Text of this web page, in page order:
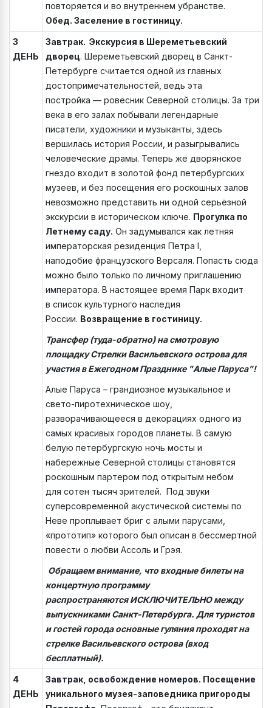
повторяется и во внутреннем убранстве.
Обед. Заселение в гостиницу.
3
ДЕНЬ
Завтрак. Экскурсия в Шереметьевский
дворец. Шереметьевский дворец в Санкт-
Петербурге считается одной из главных
достопримечательностей, ведь эта
постройка — ровесник Северной столицы. За три
века в его залах побывали легендарные
писатели, художники и музыканты, здесь
вершилась история России, и разыгрывались
человеческие драмы. Теперь же дворянское
гнездо входит в золотой фонд петербургских
музеев, и без посещения его роскошных залов
невозможно представить ни одной серьёзной
экскурсии в историческом ключе. Прогулка по
Летнему саду. Он задумывался как летняя
императорская резиденция Петра I,
наподобие французского Версаля. Попасть сюда
можно было только по личному приглашению
императора. В настоящее время Парк входит
в список культурного наследия
России. Возвращение в гостиницу.
Трансфер (туда-обратно) на смотровую
площадку Стрелки Васильевского острова для
участия в Ежегодном Празднике "Алые Паруса"!
Алые Паруса – грандиозное музыкальное и
свето-пиротехническое шоу,
разворачивающееся в декорациях одного из
самых красивых городов планеты. В самую
белую петербургскую ночь мосты и
набережные Северной столицы становятся
роскошным партером под открытым небом
для сотен тысяч зрителей. Под звуки
суперсовременной акустической системы по
Неве проплывает бриг с алыми парусами,
«прототип» которого был описан в бессмертной
повести о любви Ассоль и Грэя.
Обращаем внимание, что входные билеты на
концертную программу
распространяются ИСКЛЮЧИТЕЛЬНО между
выпускниками Санкт-Петербурга. Для туристов
и гостей города основные гуляния проходят на
стрелке Васильевского острова (вход
бесплатный).
4
ДЕНЬ
Завтрак, освобождение номеров. Посещение
уникального музея-заповедника пригороды